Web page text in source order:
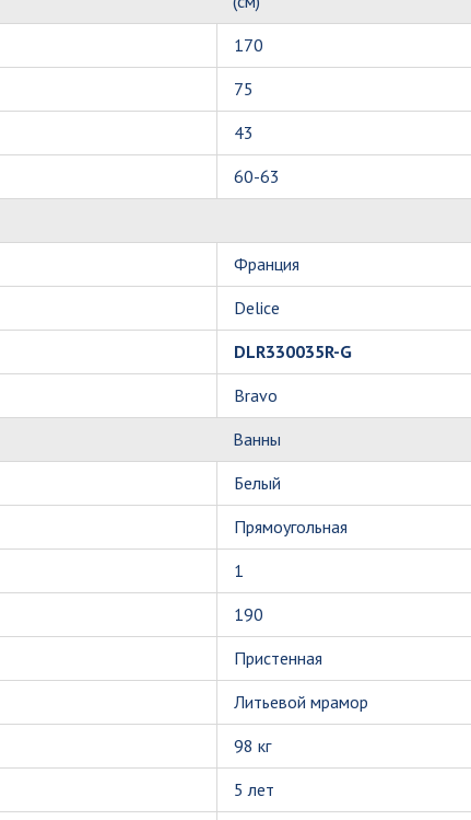
170
75
43
60-63
Франция
Delice
DLR330035R-G
Bravo
Ванны
Белый
Прямоугольная
1
190
Пристенная
Литьевой мрамор
98 кг
5 лет